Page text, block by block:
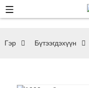
Гэр Бүтээгдэхүүн